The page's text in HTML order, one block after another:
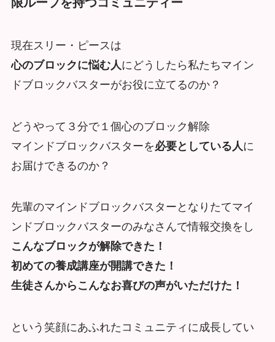
現在スリー・ピースは
心のブロックに悩む人 にどうしたら私たちマイン
ドブロックバスターがお役に立てるのか？
どうやって３分で１個心のブロック解除
マインドブロックバスターを必要としている人 に
お届けできるのか？
先輩のマインドブロックバスターとなりたてマイ
ンドブロックバスターのみなさんで情報交換をし
こんなブロックが解除できた！
初めての養成講座が開講できた！
生徒さんからこんなお喜びの声がいただけた！
という笑顔にあふれたコミュニティに成長してい